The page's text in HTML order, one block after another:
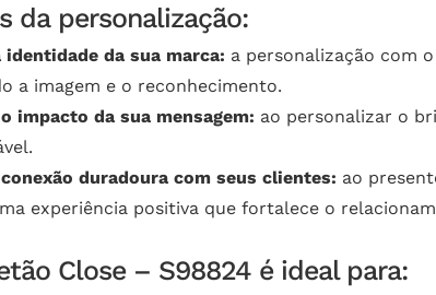
da personalização:
identidade da sua marca: a personalização com
a imagem e o reconhecimento.
impacto da sua mensagem: ao personalizar o
duradoura com seus clientes: ao
experiência positiva que fortalece o
Close – S98824 é ideal para: